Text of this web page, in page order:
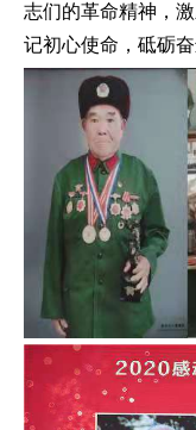
志们的革命精神，
记初心使命，砥砺奋